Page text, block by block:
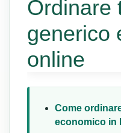
Ordinare
generico
online
Come
economico in